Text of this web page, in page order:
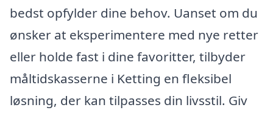
bedst opfylder dine behov. Uanset om du
ønsker at eksperimentere med nye retter
eller holde fast i dine favoritter, tilbyder
måltidskasserne i Ketting en fleksibel
løsning, der kan tilpasses din livsstil. Giv